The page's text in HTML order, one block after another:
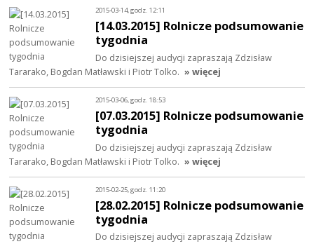
2015-03-14, godz. 12:11
[14.03.2015] Rolnicze podsumowanie
tygodnia
Do dzisiejszej audycji zapraszają Zdzisław
Tararako, Bogdan Matławski i Piotr Tolko. » więcej
2015-03-06, godz. 18:53
[07.03.2015] Rolnicze podsumowanie
tygodnia
Do dzisiejszej audycji zapraszają Zdzisław
Tararako, Bogdan Matławski i Piotr Tolko. » więcej
2015-02-25, godz. 11:20
[28.02.2015] Rolnicze podsumowanie
tygodnia
Do dzisiejszej audycji zapraszają Zdzisław